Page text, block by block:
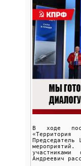
В ходе
Андреевич